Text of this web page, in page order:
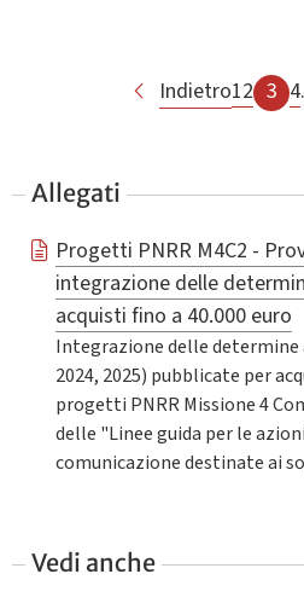
Indietro12 3 4
Allegati
Progetti PNRR M4C2 -
integrazione delle
acquisti fino a 40.000 euro
Integrazione delle determine
2024, 2025) pubblicate per
progetti PNRR Missione 4
delle "Linee guida per le
comunicazione destinate ai
Vedi anche